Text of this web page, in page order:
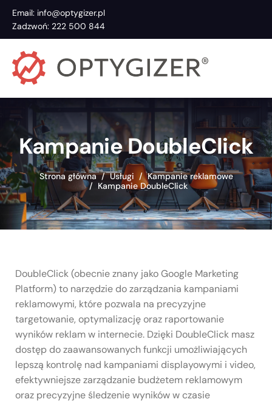
Email: info@optygizer.pl
Zadzwoń: 222 500 844
Kampanie DoubleClick
Strona główna Usługi
Kampanie reklamowe
Kampanie DoubleClick
DoubleClick (obecnie znany jako Google Marketing
Platform) to narzędzie do zarządzania kampaniami
reklamowymi, które pozwala na precyzyjne
targetowanie, optymalizację oraz raportowanie
wyników reklam w internecie. Dzięki DoubleClick masz
dostęp do zaawansowanych funkcji umożliwiających
lepszą kontrolę nad kampaniami displayowymi i video,
efektywniejsze zarządzanie budżetem reklamowym
oraz precyzyjne śledzenie wyników w czasie